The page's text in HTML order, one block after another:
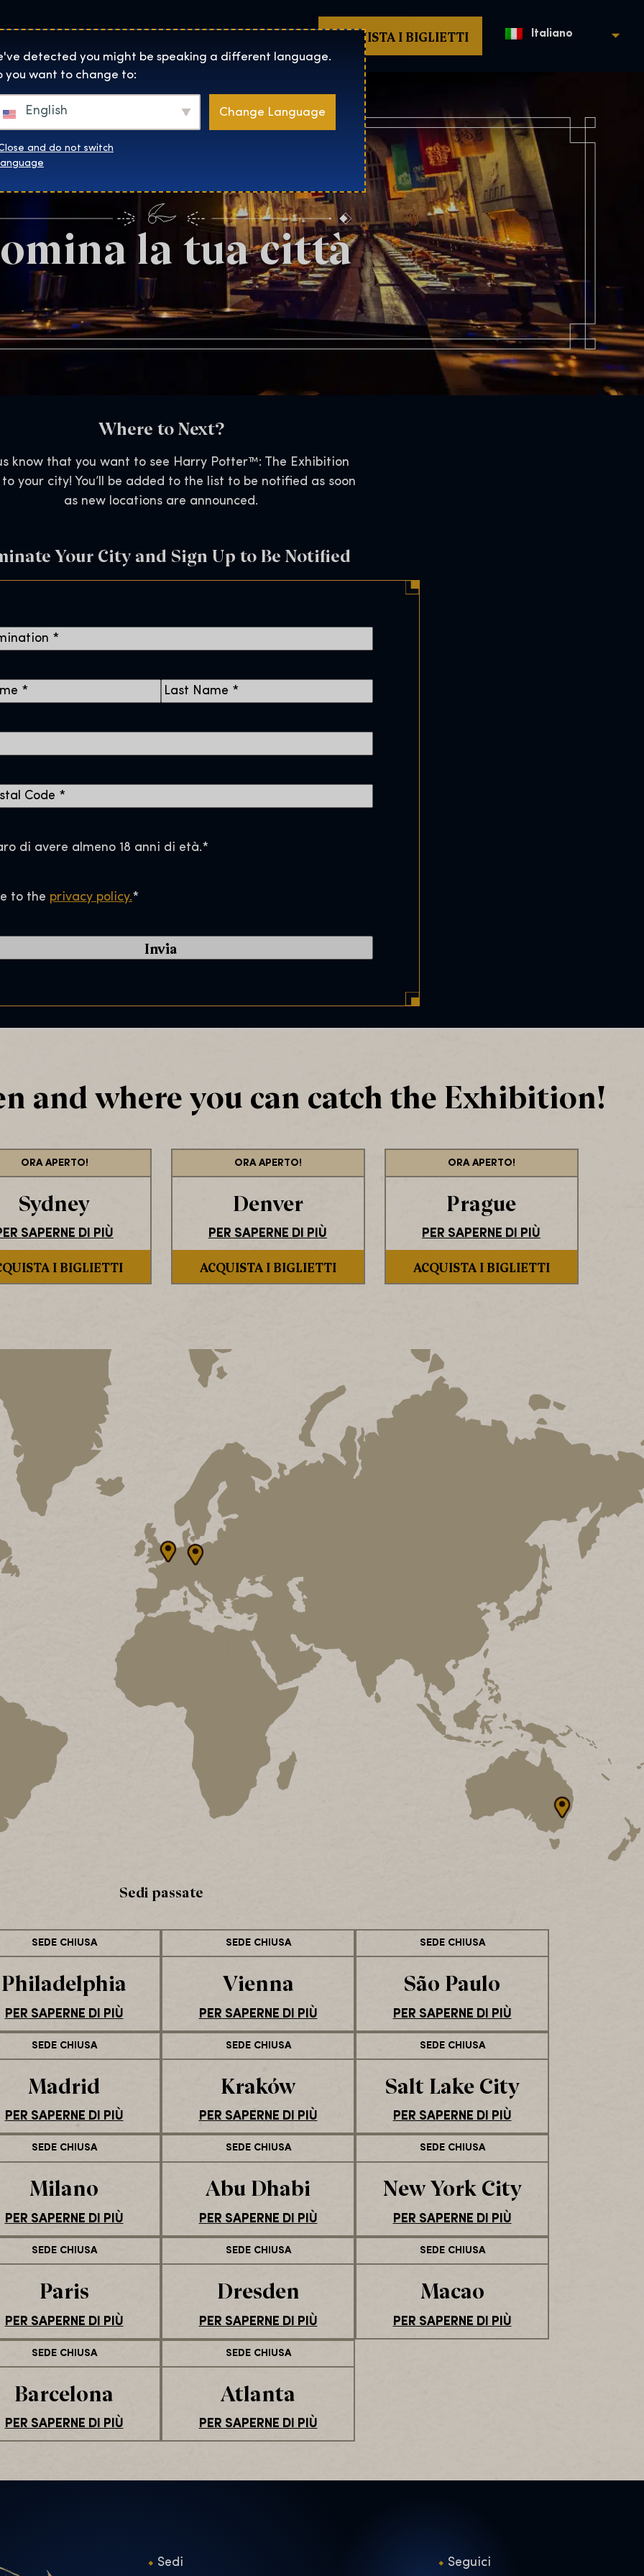
Exhibition home page
Sedi Informazioni su Negozio ACQUISTA I BIGLIETTI Italiano
la tua città
Where to Next?
know that you want to see Harry Potter™: The Exhibition
your city! You’ll be added to the list to be notified as soon
as new locations are announced.
Your City and Sign Up to Be Notified
o
o
m
di avere almeno 18 anni di età.*
to the privacy policy.*
and where you can catch the Exhibition!
ORA APERTO!
Sydney
SAPERNE DI PIÙ
I BIGLIETTI
ORA APERTO!
Denver
PER SAPERNE DI PIÙ
ACQUISTA I BIGLIETTI
ORA APERTO!
Prague
PER SAPERNE DI PIÙ
ACQUISTA I BIGLIETTI
Sedi passate
SEDE CHIUSA
Philadelphia
PER SAPERNE DI PIÙ
SEDE CHIUSA
Vienna
PER SAPERNE DI PIÙ
SEDE CHIUSA
São Paulo
PER SAPERNE DI PIÙ
SEDE CHIUSA
Madrid
PER SAPERNE DI PIÙ
SEDE CHIUSA
Kraków
PER SAPERNE DI PIÙ
SEDE CHIUSA
Salt Lake City
PER SAPERNE DI PIÙ
SEDE CHIUSA
Milano
PER SAPERNE DI PIÙ
SEDE CHIUSA
Abu Dhabi
PER SAPERNE DI PIÙ
SEDE CHIUSA
New York City
PER SAPERNE DI PIÙ
SEDE CHIUSA
Paris
PER SAPERNE DI PIÙ
SEDE CHIUSA
Dresden
PER SAPERNE DI PIÙ
SEDE CHIUSA
Macao
PER SAPERNE DI PIÙ
SEDE CHIUSA
Barcelona
PER SAPERNE DI PIÙ
SEDE CHIUSA
Atlanta
PER SAPERNE DI PIÙ
Sedi Seguici
detected you might be speaking a different language.
you want to change to:
English Change Language
and do not switch